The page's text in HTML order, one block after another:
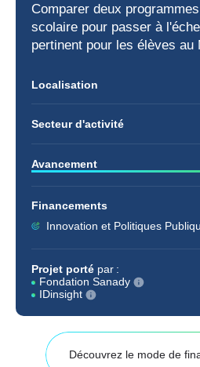
Comparer deux
scolaire pour passer à
pertinent pour les élèves au
Localisation
Secteur d'activité
Avancement
Financements
Innovation et Politiques
Projet porté par :
Fondation Sanady
IDinsight
Découvrez le mode de